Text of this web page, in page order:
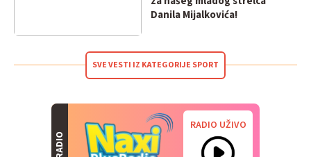
Danila Mijalkovića!
SVE VESTI IZ KATEGORIJE SPORT
RADIO
RADIO UŽIVO